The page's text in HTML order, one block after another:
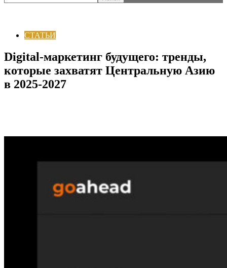
СТАТЬИ
Digital-маркетинг будущего: тренды,
которые захватят Центральную Азию
в 2025-2027